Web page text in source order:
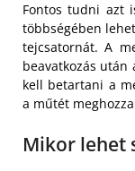
Fontos tudni azt
többségében
tejcsatornát. A
beavatkozás után
kell betartani a
a műtét
Mikor lehet